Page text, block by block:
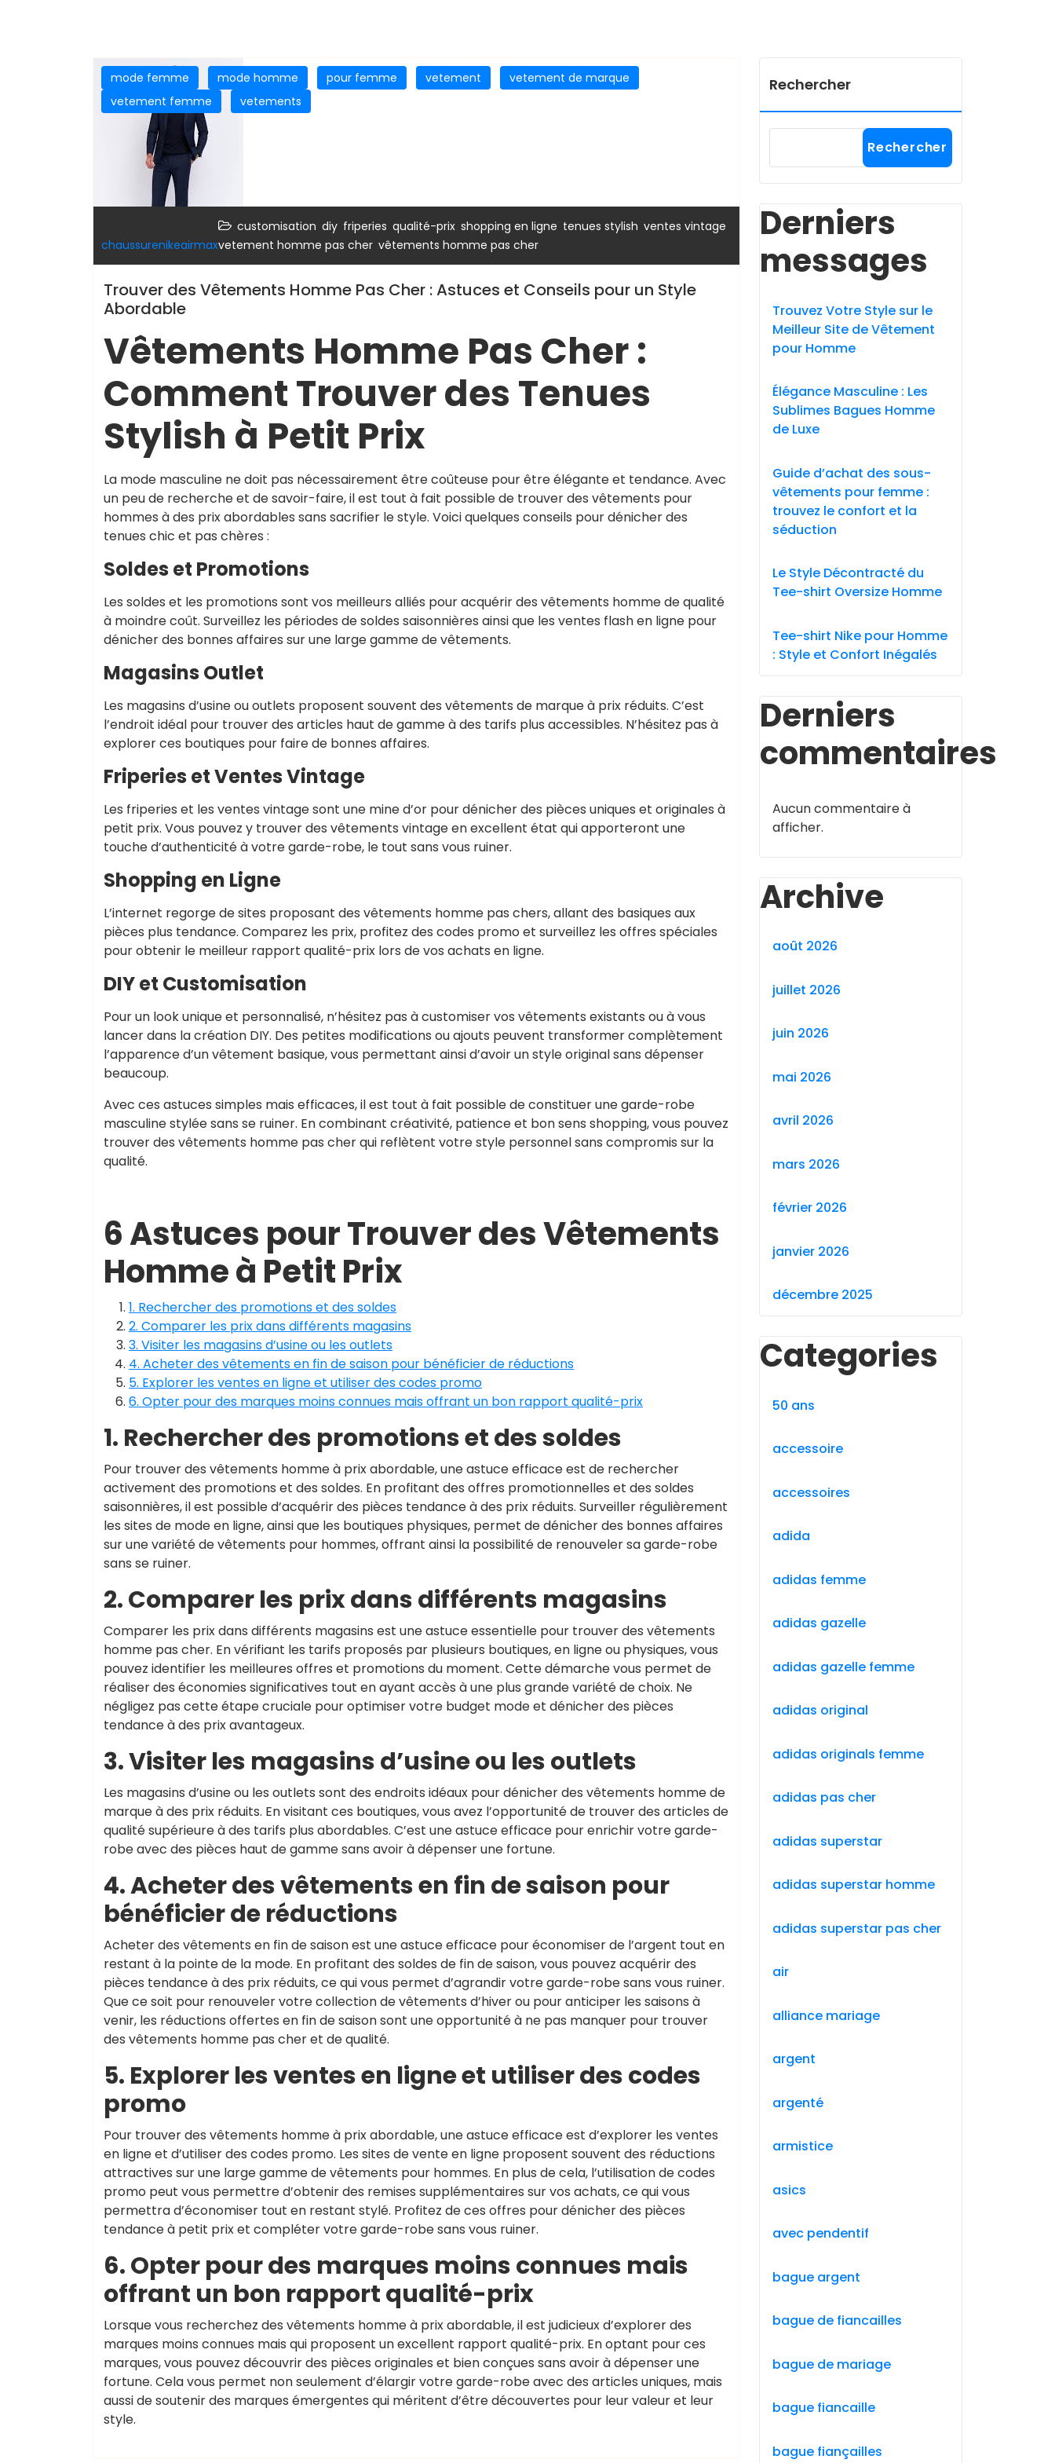
mode femme mode homme pour femme vetement
vetement de marque
vetement femme
vetements
chaussurenikeairmax
customisation diy friperies qualité-prix shopping en ligne tenues stylish ventes vintage
vetement homme pas cher vêtements homme pas cher
Trouver des Vêtements Homme Pas Cher : Astuces et Conseils pour un Style
Abordable
Vêtements Homme Pas Cher :
Comment Trouver des Tenues
Stylish à Petit Prix
La mode masculine ne doit pas nécessairement être coûteuse pour être élégante et tendance. Avec
un peu de recherche et de savoir-faire, il est tout à fait possible de trouver des vêtements pour
hommes à des prix abordables sans sacrifier le style. Voici quelques conseils pour dénicher des
tenues chic et pas chères :
Soldes et Promotions
Les soldes et les promotions sont vos meilleurs alliés pour acquérir des vêtements homme de qualité
à moindre coût. Surveillez les périodes de soldes saisonnières ainsi que les ventes flash en ligne pour
dénicher des bonnes affaires sur une large gamme de vêtements.
Magasins Outlet
Les magasins d’usine ou outlets proposent souvent des vêtements de marque à prix réduits. C’est
l’endroit idéal pour trouver des articles haut de gamme à des tarifs plus accessibles. N’hésitez pas à
explorer ces boutiques pour faire de bonnes affaires.
Friperies et Ventes Vintage
Les friperies et les ventes vintage sont une mine d’or pour dénicher des pièces uniques et originales à
petit prix. Vous pouvez y trouver des vêtements vintage en excellent état qui apporteront une
touche d’authenticité à votre garde-robe, le tout sans vous ruiner.
Shopping en Ligne
L’internet regorge de sites proposant des vêtements homme pas chers, allant des basiques aux
pièces plus tendance. Comparez les prix, profitez des codes promo et surveillez les offres spéciales
pour obtenir le meilleur rapport qualité-prix lors de vos achats en ligne.
DIY et Customisation
Pour un look unique et personnalisé, n’hésitez pas à customiser vos vêtements existants ou à vous
lancer dans la création DIY. Des petites modifications ou ajouts peuvent transformer complètement
l’apparence d’un vêtement basique, vous permettant ainsi d’avoir un style original sans dépenser
beaucoup.
Avec ces astuces simples mais efficaces, il est tout à fait possible de constituer une garde-robe
masculine stylée sans se ruiner. En combinant créativité, patience et bon sens shopping, vous pouvez
trouver des vêtements homme pas cher qui reflètent votre style personnel sans compromis sur la
qualité.
6 Astuces pour Trouver des Vêtements
Homme à Petit Prix
1. Rechercher des promotions et des soldes
2. Comparer les prix dans différents magasins
3. Visiter les magasins d’usine ou les outlets
4. Acheter des vêtements en fin de saison pour bénéficier de réductions
5. Explorer les ventes en ligne et utiliser des codes promo
6. Opter pour des marques moins connues mais offrant un bon rapport qualité-prix
1. Rechercher des promotions et des soldes
Pour trouver des vêtements homme à prix abordable, une astuce efficace est de rechercher
activement des promotions et des soldes. En profitant des offres promotionnelles et des soldes
saisonnières, il est possible d’acquérir des pièces tendance à des prix réduits. Surveiller régulièrement
les sites de mode en ligne, ainsi que les boutiques physiques, permet de dénicher des bonnes affaires
sur une variété de vêtements pour hommes, offrant ainsi la possibilité de renouveler sa garde-robe
sans se ruiner.
2. Comparer les prix dans différents magasins
Comparer les prix dans différents magasins est une astuce essentielle pour trouver des vêtements
homme pas cher. En vérifiant les tarifs proposés par plusieurs boutiques, en ligne ou physiques, vous
pouvez identifier les meilleures offres et promotions du moment. Cette démarche vous permet de
réaliser des économies significatives tout en ayant accès à une plus grande variété de choix. Ne
négligez pas cette étape cruciale pour optimiser votre budget mode et dénicher des pièces
tendance à des prix avantageux.
3. Visiter les magasins d’usine ou les outlets
Les magasins d’usine ou les outlets sont des endroits idéaux pour dénicher des vêtements homme de
marque à des prix réduits. En visitant ces boutiques, vous avez l’opportunité de trouver des articles de
qualité supérieure à des tarifs plus abordables. C’est une astuce efficace pour enrichir votre garde-
robe avec des pièces haut de gamme sans avoir à dépenser une fortune.
4. Acheter des vêtements en fin de saison pour
bénéficier de réductions
Acheter des vêtements en fin de saison est une astuce efficace pour économiser de l’argent tout en
restant à la pointe de la mode. En profitant des soldes de fin de saison, vous pouvez acquérir des
pièces tendance à des prix réduits, ce qui vous permet d’agrandir votre garde-robe sans vous ruiner.
Que ce soit pour renouveler votre collection de vêtements d’hiver ou pour anticiper les saisons à
venir, les réductions offertes en fin de saison sont une opportunité à ne pas manquer pour trouver
des vêtements homme pas cher et de qualité.
5. Explorer les ventes en ligne et utiliser des codes
promo
Pour trouver des vêtements homme à prix abordable, une astuce efficace est d’explorer les ventes
en ligne et d’utiliser des codes promo. Les sites de vente en ligne proposent souvent des réductions
attractives sur une large gamme de vêtements pour hommes. En plus de cela, l’utilisation de codes
promo peut vous permettre d’obtenir des remises supplémentaires sur vos achats, ce qui vous
permettra d’économiser tout en restant stylé. Profitez de ces offres pour dénicher des pièces
tendance à petit prix et compléter votre garde-robe sans vous ruiner.
6. Opter pour des marques moins connues mais
offrant un bon rapport qualité-prix
Lorsque vous recherchez des vêtements homme à prix abordable, il est judicieux d’explorer des
marques moins connues mais qui proposent un excellent rapport qualité-prix. En optant pour ces
marques, vous pouvez découvrir des pièces originales et bien conçues sans avoir à dépenser une
fortune. Cela vous permet non seulement d’élargir votre garde-robe avec des articles uniques, mais
aussi de soutenir des marques émergentes qui méritent d’être découvertes pour leur valeur et leur
style.
Rechercher
Rechercher
Derniers
messages
Trouvez Votre Style sur le
Meilleur Site de Vêtement
pour Homme
Élégance Masculine : Les
Sublimes Bagues Homme
de Luxe
Guide d’achat des sous-
vêtements pour femme :
trouvez le confort et la
séduction
Le Style Décontracté du
Tee-shirt Oversize Homme
Tee-shirt Nike pour Homme
: Style et Confort Inégalés
Derniers
commentaires
Aucun commentaire à
afficher.
Archive
août 2026
juillet 2026
juin 2026
mai 2026
avril 2026
mars 2026
février 2026
janvier 2026
décembre 2025
Categories
50 ans
accessoire
accessoires
adida
adidas femme
adidas gazelle
adidas gazelle femme
adidas original
adidas originals femme
adidas pas cher
adidas superstar
adidas superstar homme
adidas superstar pas cher
air
alliance mariage
argent
argenté
armistice
asics
avec pendentif
bague argent
bague de fiancailles
bague de mariage
bague fiancaille
bague fiançailles